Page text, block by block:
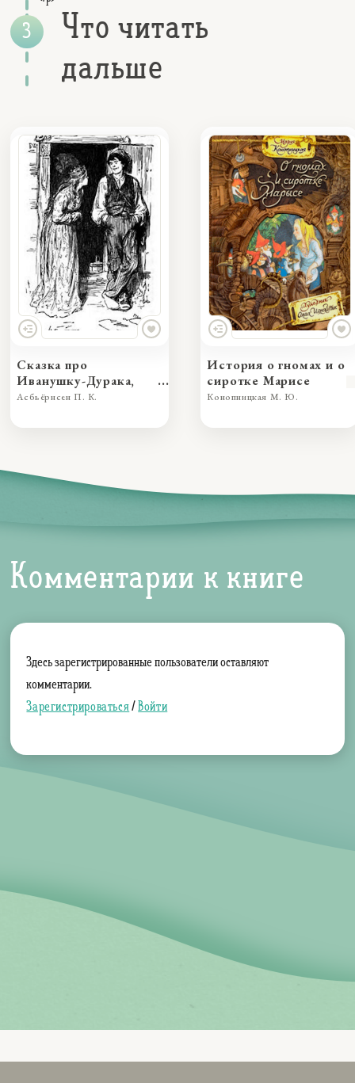
Что читать
дальше
Сказка про
Иванушку-Дурака,
превзошедшего во
Асбьёрнсен П. К.
История о гномах и о
сиротке Марисе
Конопницкая М. Ю.
Комментарии к книге
Здесь зарегистрированные пользователи оставляют
комментарии.
Зарегистрироваться/Войти